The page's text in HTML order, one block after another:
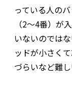
っている人の
（2〜4番）が
いないのでは
ッドが小さく
づらいなど難